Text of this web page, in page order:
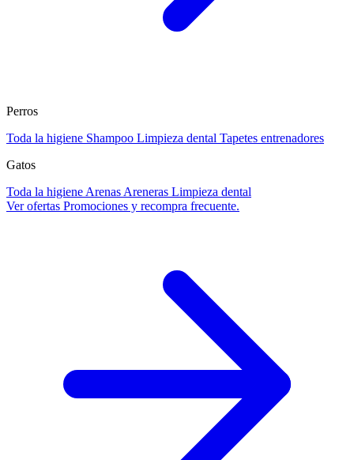
Perros
Toda la higiene Shampoo Limpieza dental Tapetes entrenadores
Gatos
Toda la higiene Arenas Areneras Limpieza dental
Ver ofertas Promociones y recompra frecuente.